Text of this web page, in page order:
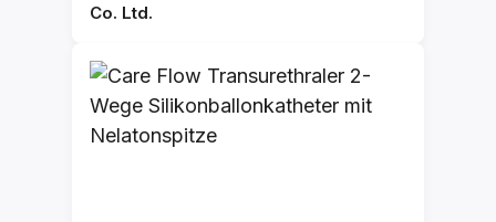
Co. Ltd.